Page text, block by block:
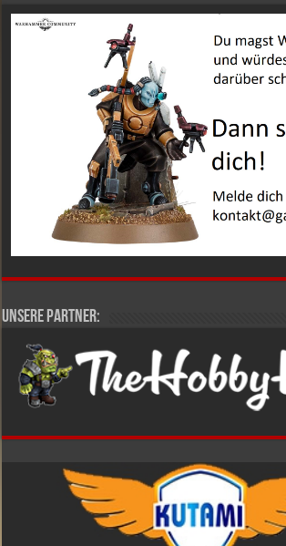
Unsere Partner: